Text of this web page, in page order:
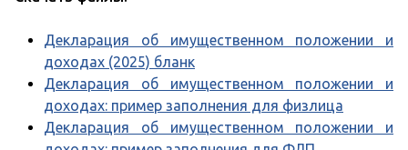
Декларация об имущественном положении и
доходах (2025) бланк
Декларация об имущественном положении и
доходах: пример заполнения для физлица
Декларация об имущественном положении и